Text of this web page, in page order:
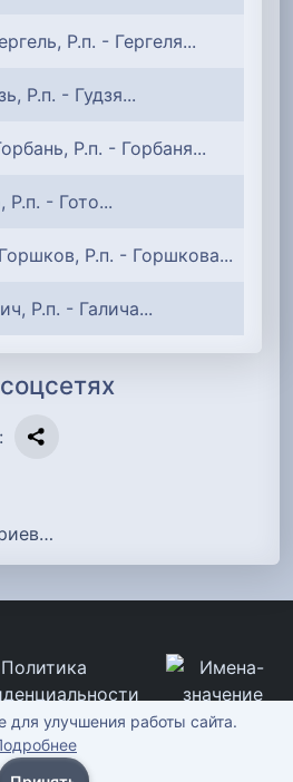
Р.п. - Гергеля...
Р.п. - Гудзя...
Р.п. - Горбаня...
Р.п. - Гото...
Р.п. - Горшкова...
Р.п. - Галича...
Политика
znachenie.ru, ©
2026
улучшения работы сайта.